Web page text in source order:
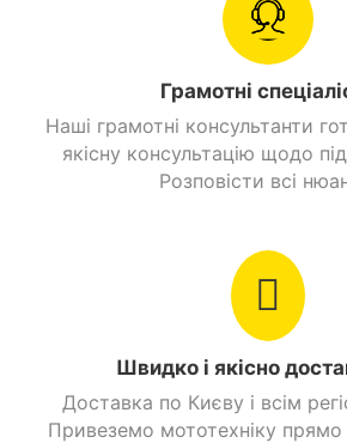
15 л.
Є
Знайти схожі
Мотоцикли 200 куб. см.
Грамотні
Наші грамотні консультанти
якісну консультацію щодо
Розповісти всі
Швидко і якісно
Доставка по Києву і всім
Привеземо мототехніку